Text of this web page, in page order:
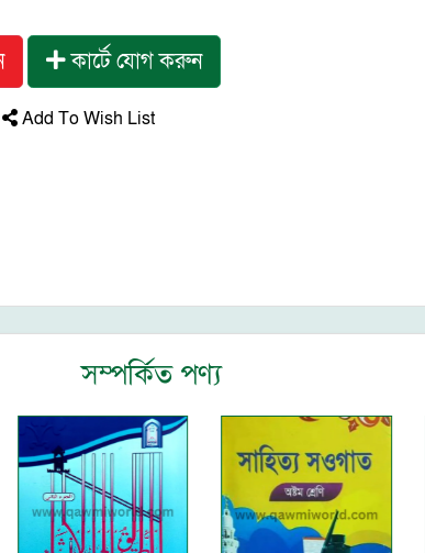
কার্টে যোগ করুন
Add To Wish List
সম্পর্কিত পণ্য